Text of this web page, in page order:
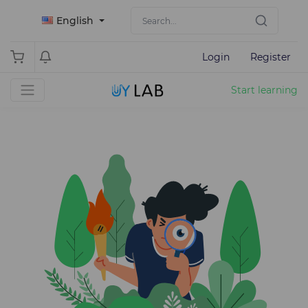
English
Login Register
Start learning